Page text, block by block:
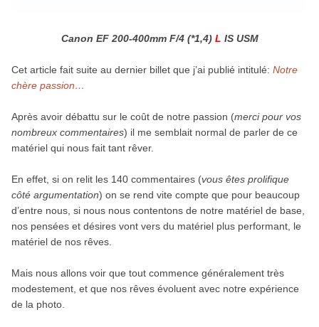
Canon EF 200-400mm F/4 (*1,4) L IS USM
Cet article fait suite au dernier billet que j’ai publié intitulé: Notre
chère passion…
Après avoir débattu sur le coût de notre passion (merci pour vos
nombreux commentaires) il me semblait normal de parler de ce
matériel qui nous fait tant rêver.
En effet, si on relit les 140 commentaires (vous êtes prolifique
côté argumentation) on se rend vite compte que pour beaucoup
d’entre nous, si nous nous contentons de notre matériel de base,
nos pensées et désires vont vers du matériel plus performant, le
matériel de nos rêves.
Mais nous allons voir que tout commence généralement très
modestement, et que nos rêves évoluent avec notre expérience
de la photo.